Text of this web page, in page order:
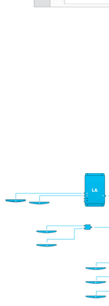
Regno